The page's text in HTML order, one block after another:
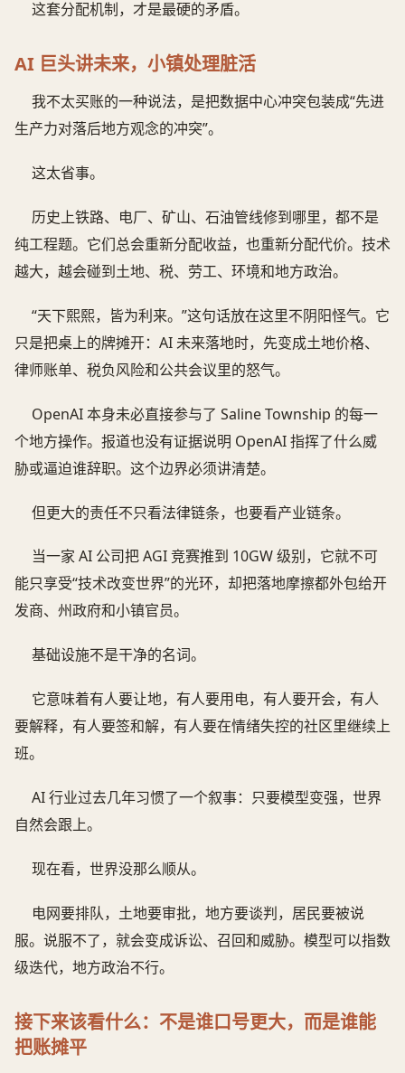
这套分配机制，才是最硬的矛盾。
AI 巨头讲未来，小镇处理脏活
我不太买账的一种说法，是把数据中心冲突包装成“先进
生产力对落后地方观念的冲突”。
这太省事。
历史上铁路、电厂、矿山、石油管线修到哪里，都不是
纯工程题。它们总会重新分配收益，也重新分配代价。技术
越大，越会碰到土地、税、劳工、环境和地方政治。
“天下熙熙，皆为利来。”这句话放在这里不阴阳怪气。它
只是把桌上的牌摊开：AI 未来落地时，先变成土地价格、
律师账单、税负风险和公共会议里的怒气。
OpenAI 本身未必直接参与了 Saline Township 的每一
个地方操作。报道也没有证据说明 OpenAI 指挥了什么威
胁或逼迫谁辞职。这个边界必须讲清楚。
但更大的责任不只看法律链条，也要看产业链条。
当一家 AI 公司把 AGI 竞赛推到 10GW 级别，它就不可
能只享受“技术改变世界”的光环，却把落地摩擦都外包给开
发商、州政府和小镇官员。
基础设施不是干净的名词。
它意味着有人要让地，有人要用电，有人要开会，有人
要解释，有人要签和解，有人要在情绪失控的社区里继续上
班。
AI 行业过去几年习惯了一个叙事：只要模型变强，世界
自然会跟上。
现在看，世界没那么顺从。
电网要排队，土地要审批，地方要谈判，居民要被说
服。说服不了，就会变成诉讼、召回和威胁。模型可以指数
级迭代，地方政治不行。
接下来该看什么：不是谁口号更大，而是谁能
把账摊平